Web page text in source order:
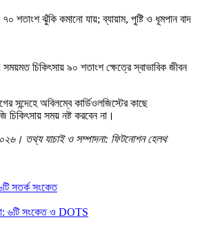
শতাংশ ঝুঁকি কমানো যায়; ব্যায়াম, পুষ্টি ও ধূমপান বাদ
সময়মত চিকিৎসায় ৯০ শতাংশ ক্ষেত্রে স্বাভাবিক জীবন
সন্দেহে অবিলম্বে কার্ডিওলজিস্টের কাছে
চিকিৎসায় সময় নষ্ট করবেন না।
তথ্য যাচাই ও সম্পাদনা: ফিটনোশন হেলথ
সতর্ক সংকেত
৬টি সংকেত ও DOTS